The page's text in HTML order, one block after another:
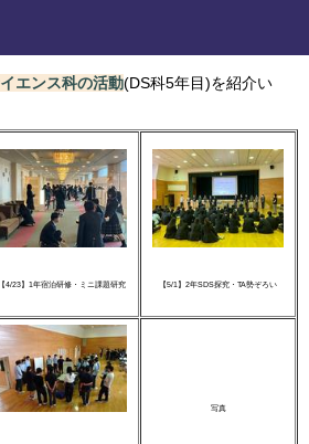
エンス科の活動(DS科5年目)を紹介い
【4/23】1年宿泊研修・ミニ課題研究 【5/1】2年SDS探究・TA勢ぞろい
写真